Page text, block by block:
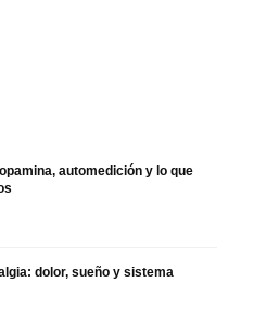
automedición y lo que
dolor, sueño y sistema